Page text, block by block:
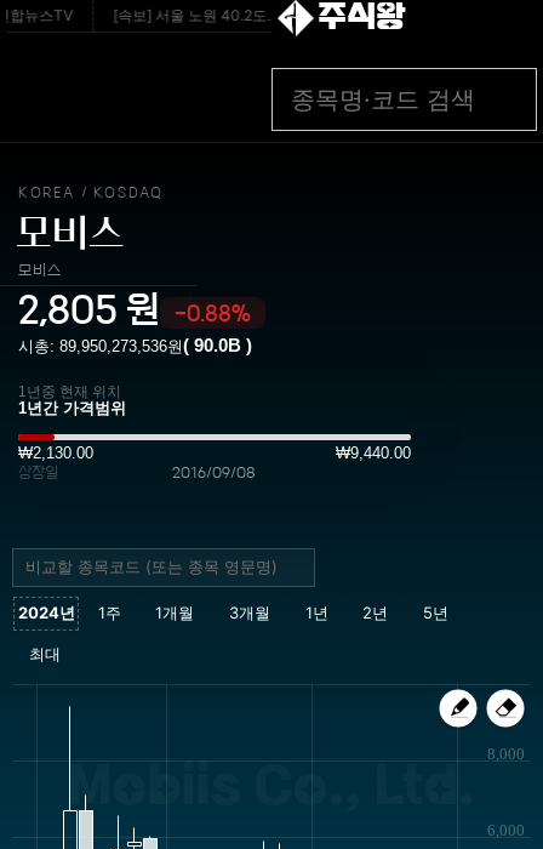
뉴스TV [속보] 서울 노원 40.2도‥올여름 서울 최고 기온 경신 - MBC 뉴스
주식왕
KOREA / KOSDAQ
모비스
모비스
2,805 원 -0.88%
시총: 89,950,273,536원( 90.0B )
1년중 현재 위치
₩2,130.00 ₩9,440.00
상장일 2016/09/08
Mobiis Co., Ltd.
6,000
8,000